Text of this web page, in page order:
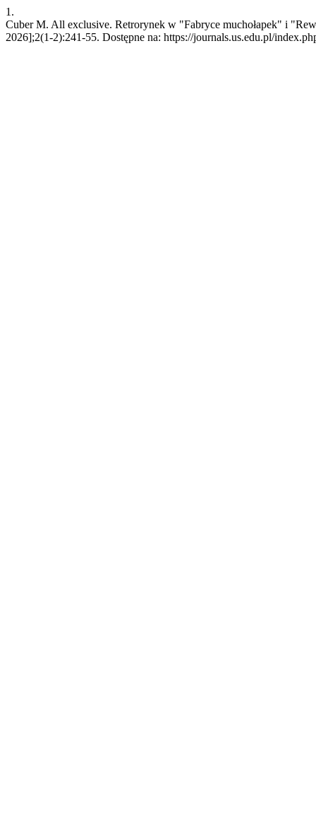
1.
Cuber M. All exclusive. Retrorynek w "Fabryce muchołapek" i
2026];2(1-2):241-55. Dostępne na: https://journals.us.edu.pl/